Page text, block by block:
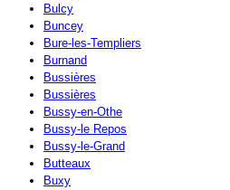
Bulcy
Buncey
Bure-les-Templiers
Burnand
Bussières
Bussières
Bussy-en-Othe
Bussy-le Repos
Bussy-le-Grand
Butteaux
Buxy